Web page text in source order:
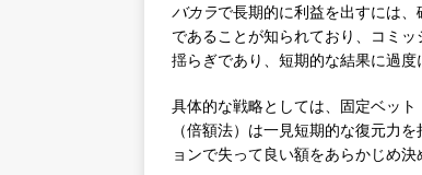
バカラで長期的に利益を出すには
であることが知られており、コミ
揺らぎであり、短期的な結果に過
具体的な戦略としては、固定ベッ
（倍額法）は一見短期的な復元力
ョンで失って良い額をあらかじめ